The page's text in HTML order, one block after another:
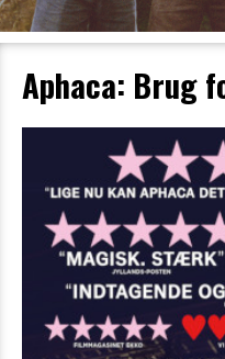
Aphaca: Brug